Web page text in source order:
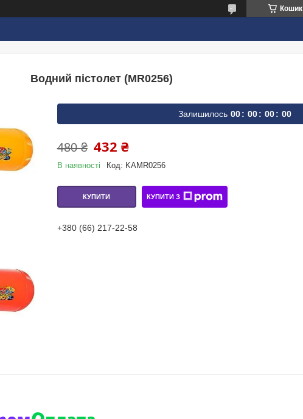
Кошик
Водний пістолет (MR0256)
Залишилось 00 00 00 00
480 ₴ 432 ₴
В наявності Код: KAMR0256
КУПИТИ КУПИТИ З
+380 (66) 217-22-58